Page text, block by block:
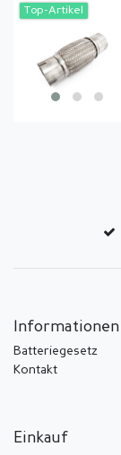
Top-Artikel
Informationen
Batteriegesetz
Kontakt
Einkauf